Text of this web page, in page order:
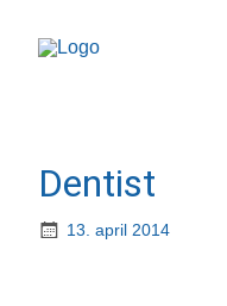
Dentist
13. april 2014